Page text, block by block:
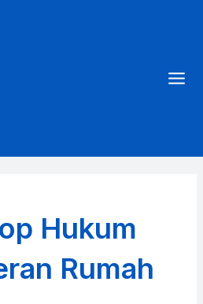
Hukum
Rumah